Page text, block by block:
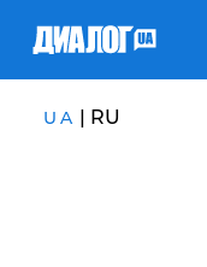
UA | RU